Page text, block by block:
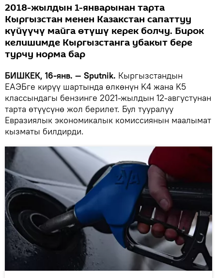
2018-жылдын 1-январынан тарта
Кыргызстан менен Казакстан сапаттуу
күйүүчү майга өтүшү керек болчу. Бирок
келишимде Кыргызстанга убакыт бере
турчу норма бар
БИШКЕК, 16-янв. — Sputnik. Кыргызстандын
ЕАЭБге кирүү шартында өлкөнүн K4 жана K5
классындагы бензинге 2021-жылдын 12-августунан
тарта өтүүсүнө жол берилет. Бул тууралуу
Евразиялык экономикалык комиссиянын маалымат
кызматы билдирди.